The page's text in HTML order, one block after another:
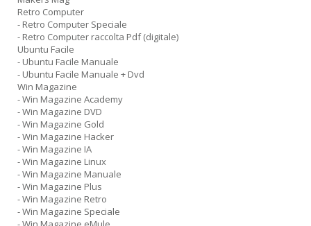
Retro Computer
- Retro Computer Speciale
- Retro Computer raccolta Pdf (digitale)
Ubuntu Facile
- Ubuntu Facile Manuale
- Ubuntu Facile Manuale + Dvd
Win Magazine
- Win Magazine Academy
- Win Magazine DVD
- Win Magazine Gold
- Win Magazine Hacker
- Win Magazine IA
- Win Magazine Linux
- Win Magazine Manuale
- Win Magazine Plus
- Win Magazine Retro
- Win Magazine Speciale